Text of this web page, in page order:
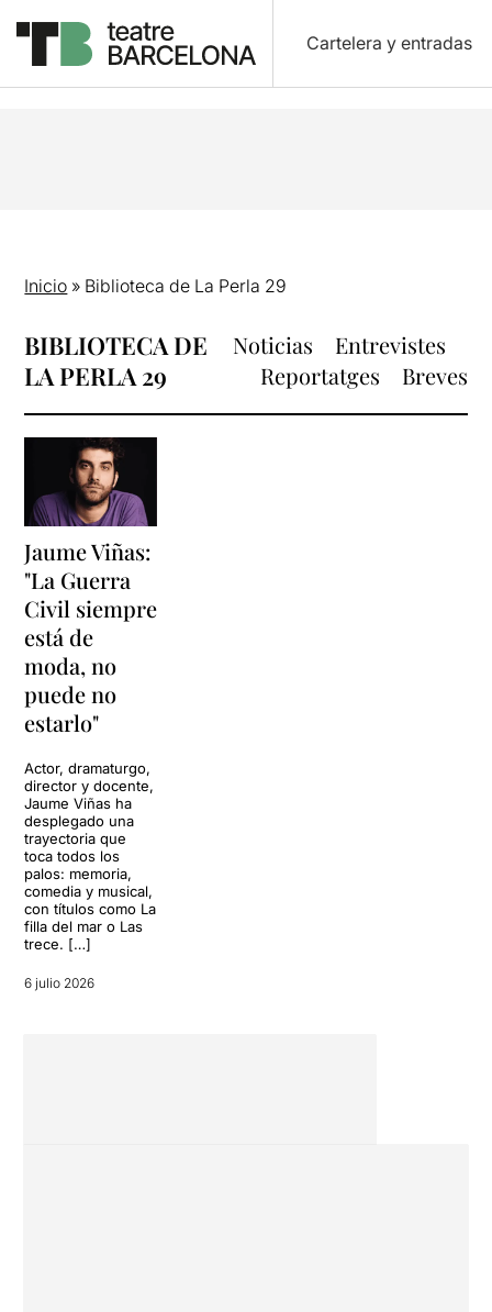
Cartelera y entradas
Inicio » Biblioteca de La Perla 29
BIBLIOTECA DE
LA PERLA 29
Noticias
Entrevistes
Reportatges
Breves
Jaume Viñas:
"La Guerra
Civil siempre
está de
moda, no
puede no
estarlo"
Actor, dramaturgo,
director y docente,
Jaume Viñas ha
desplegado una
trayectoria que
toca todos los
palos: memoria,
comedia y musical,
con títulos como La
filla del mar o Las
trece. […]
6 julio 2026